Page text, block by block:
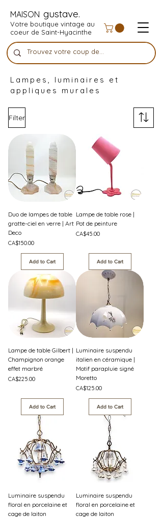
MAISON gustave.
Votre boutique vintage au
coeur de Saint-Hyacinthe
Lampes, luminaires et
appliques murales
Filter
Duo de lampes de table
gratte-ciel en verre | Art
Deco
Price
CA$150.00
Add to Cart
Lampe de table rose |
Pot de peinture
Price
CA$45.00
Add to Cart
Lampe de table Gilbert |
Champignon orange
effet marbré
Price
CA$225.00
Add to Cart
Luminaire suspendu
italien en céramique |
Motif parapluie signé
Moretto
Price
CA$125.00
Add to Cart
Luminaire suspendu
floral en porcelaine et
cage de laiton
Luminaire suspendu
floral en porcelaine et
cage de laiton